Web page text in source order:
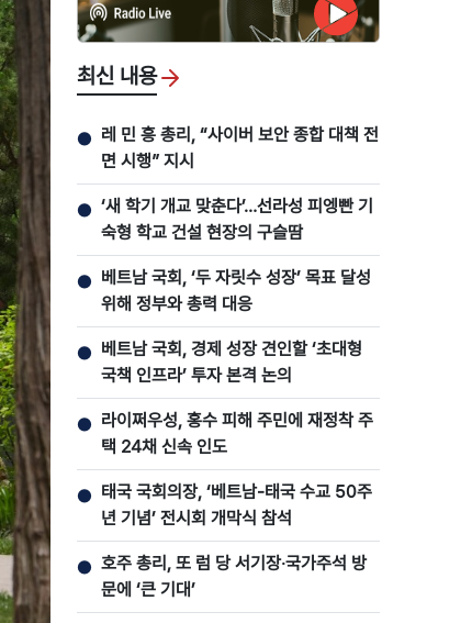
최신 내용
● 레 민 흥 총리, “사이버 보안 종합 대책 전
면 시행” 지시
● ‘새 학기 개교 맞춘다’…선라성 피엥빤 기
숙형 학교 건설 현장의 구슬땀
● 베트남 국회, ‘두 자릿수 성장’ 목표 달성
위해 정부와 총력 대응
● 베트남 국회, 경제 성장 견인할 ‘초대형
국책 인프라’ 투자 본격 논의
● 라이쩌우성, 홍수 피해 주민에 재정착 주
택 24채 신속 인도
● 태국 국회의장, ‘베트남-태국 수교 50주
년 기념’ 전시회 개막식 참석
● 호주 총리, 또 럼 당 서기장‧국가주석 방
문에 ‘큰 기대’